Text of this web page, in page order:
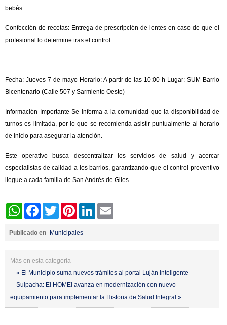
bebés.
Confección de recetas: Entrega de prescripción de lentes en caso de que el
profesional lo determine tras el control.
Fecha: Jueves 7 de mayo Horario: A partir de las 10:00 h Lugar: SUM Barrio
Bicentenario (Calle 507 y Sarmiento Oeste)
Información Importante Se informa a la comunidad que la disponibilidad de
turnos es limitada, por lo que se recomienda asistir puntualmente al horario
de inicio para asegurar la atención.
Este operativo busca descentralizar los servicios de salud y acercar
especialistas de calidad a los barrios, garantizando que el control preventivo
llegue a cada familia de San Andrés de Giles.
WhatsAppFacebookTwitter PinterestLinkedIn
Publicado en Municipales
Más en esta categoría
« El Municipio suma nuevos trámites al portal Luján Inteligente
Suipacha: El HOMEI avanza en modernización con nuevo
equipamiento para implementar la Historia de Salud Integral »